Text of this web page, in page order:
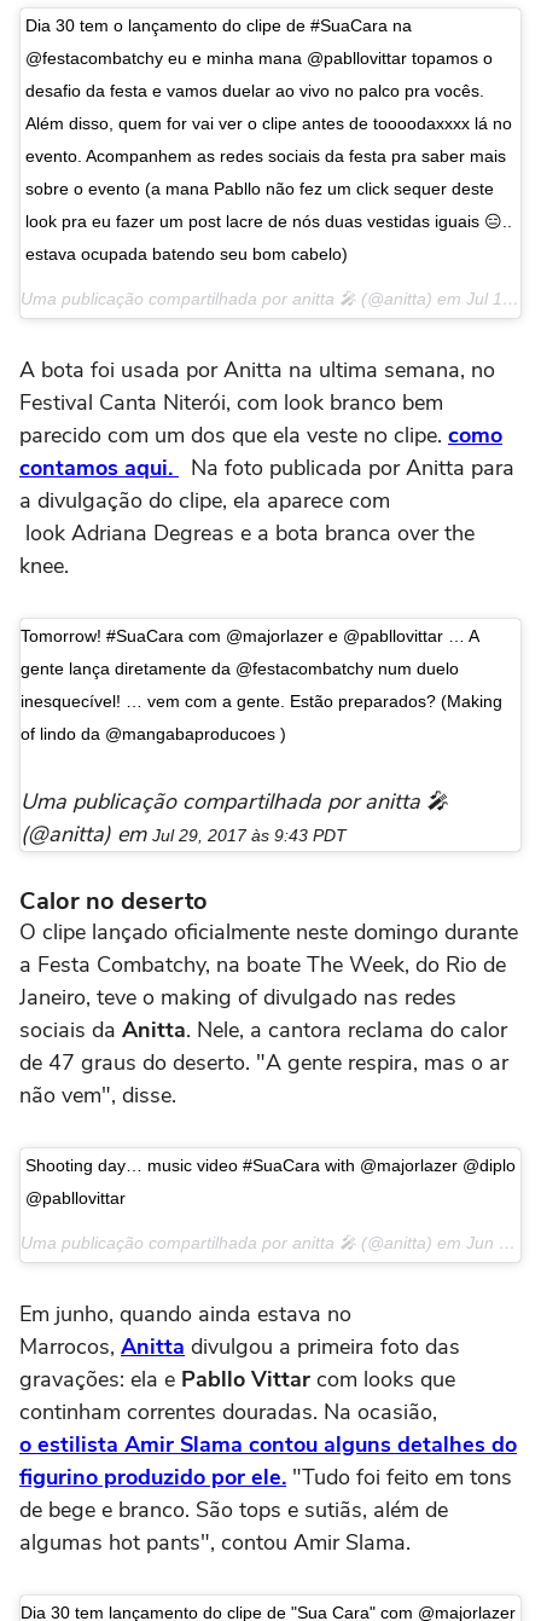
Dia 30 tem o lançamento do clipe de #SuaCara na
@festacombatchy eu e minha mana @pabllovittar topamos o
desafio da festa e vamos duelar ao vivo no palco pra vocês.
Além disso, quem for vai ver o clipe antes de toooodaxxxx lá no
evento. Acompanhem as redes sociais da festa pra saber mais
sobre o evento (a mana Pabllo não fez um click sequer deste
look pra eu fazer um post lacre de nós duas vestidas iguais 😑..
estava ocupada batendo seu bom cabelo)
Uma publicação compartilhada por anitta 🎤 (@anitta) em Jul 19, 2017 às 12:49 PDT
A bota foi usada por Anitta na ultima semana, no
Festival Canta Niterói, com look branco bem
parecido com um dos que ela veste no clipe. como
contamos aqui.
Na foto publicada por Anitta para
a divulgação do clipe, ela aparece com
look Adriana Degreas e a bota branca over the
knee.
Tomorrow! #SuaCara com @majorlazer e @pabllovittar … A
gente lança diretamente da @festacombatchy num duelo
inesquecível! … vem com a gente. Estão preparados? (Making
of lindo da @mangabaproducoes )
Uma publicação compartilhada por anitta 🎤
(@anitta) em Jul 29, 2017 às 9:43 PDT
Calor no deserto
O clipe lançado oficialmente neste domingo durante
a Festa Combatchy, na boate The Week, do Rio de
Janeiro, teve o making of divulgado nas redes
sociais da Anitta. Nele, a cantora reclama do calor
de 47 graus do deserto. "A gente respira, mas o ar
não vem", disse.
Shooting day… music video #SuaCara with @majorlazer @diplo
@pabllovittar
Uma publicação compartilhada por anitta 🎤 (@anitta) em Jun 22, 2017 às 4:24 PDT
Em junho, quando ainda estava no
Marrocos, Anitta divulgou a primeira foto das
gravações: ela e Pabllo Vittar com looks que
continham correntes douradas. Na ocasião,
o estilista Amir Slama contou alguns detalhes do
figurino produzido por ele. "Tudo foi feito em tons
de bege e branco. São tops e sutiãs, além de
algumas hot pants", contou Amir Slama.
Dia 30 tem lançamento do clipe de "Sua Cara" com @majorlazer